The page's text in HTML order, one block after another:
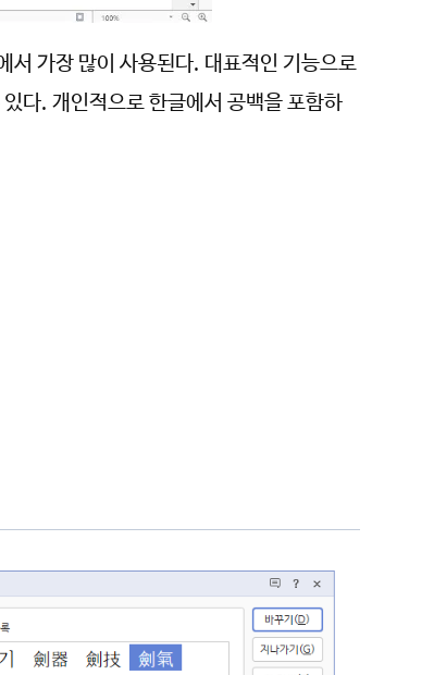
서 가장 많이 사용된다. 대표적인 기능으로
다. 개인적으로 한글에서 공백을 포함하